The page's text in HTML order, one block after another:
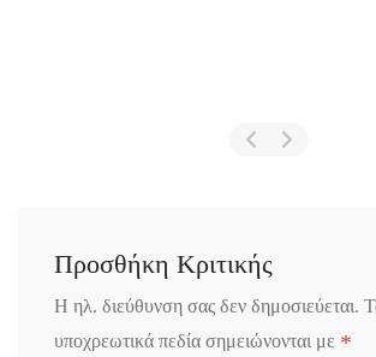
Προσθήκη Κριτικής
Η ηλ. διεύθυνση σας δεν δημοσιεύεται.
υποχρεωτικά πεδία σημειώνονται με *